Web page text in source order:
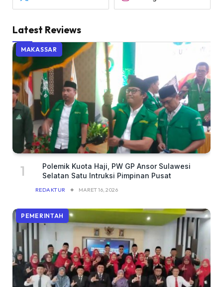
Latest Reviews
MAKASSAR
Polemik Kuota Haji, PW GP Ansor Sulawesi
Selatan Satu Intruksi Pimpinan Pusat
REDAKTUR MARET 16, 2026
PEMERINTAH